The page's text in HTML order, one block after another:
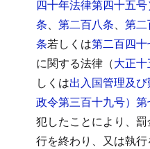
四十年法律第四十五
条、 第二百八条、 第
条若しくは第二百四十
に関する法律（大正
しくは出入国管理及
政令第三百十九号）
犯したことにより、
行を終わり、又は執